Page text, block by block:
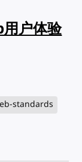
户体验
standards